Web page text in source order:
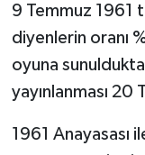
9 Temmuz 1961
diyenlerin oranı
oyuna
yayınlanması
1961 Anayasası